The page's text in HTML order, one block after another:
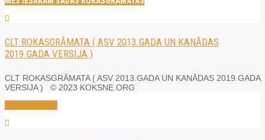
CLT ROKASGRĀMATA ( ASV 2013.GADA UN KANĀDAS
2019.GADA VERSIJA )
CLT ROKASGRĀMATA ( ASV 2013.GADA UN KANĀDAS 2019.GADA
VERSIJA ) © 2023 KOKSNE.ORG